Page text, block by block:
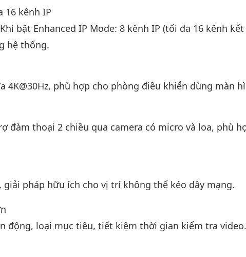
16 kênh IP
bật Enhanced IP Mode: 8 kênh IP (tối đa 16 kênh kết
hệ thống.
4K@30Hz, phù hợp cho phòng điều khiển dùng màn
đàm thoại 2 chiều qua camera có micro và loa, phù
giải pháp hữu ích cho vị trí không thể kéo dây mạng.
động, loại mục tiêu, tiết kiệm thời gian kiểm tra video.